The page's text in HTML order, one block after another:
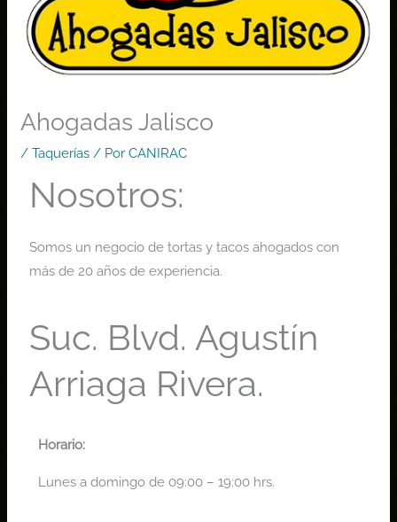
Ahogadas Jalisco
/Taquerías / PorCANIRAC
Nosotros:
Somos un negocio de tortas y tacos ahogados con
más de 20 años de experiencia.
Suc. Blvd. Agustín
Arriaga Rivera.
Horario:
Lunes a domingo de 09:00 – 19:00 hrs.